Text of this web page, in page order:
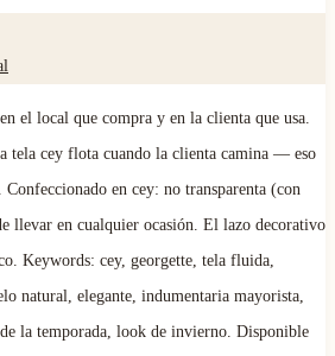
el local que compra y en la clienta que usa.
tela cey flota cuando la clienta camina — eso
en cey: no transparenta (con
llevar en cualquier ocasión. El lazo decorativo
Keywords: cey, georgette, tela fluida,
natural, elegante, indumentaria mayorista,
la temporada, look de invierno. Disponible